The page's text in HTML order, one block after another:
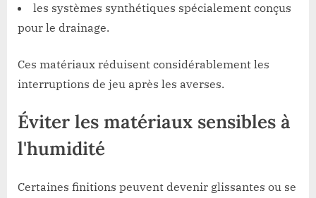
les systèmes synthétiques spécialement conçus
pour le drainage.
Ces matériaux réduisent considérablement les
interruptions de jeu après les averses.
Éviter les matériaux sensibles à
l'humidité
Certaines finitions peuvent devenir glissantes ou se